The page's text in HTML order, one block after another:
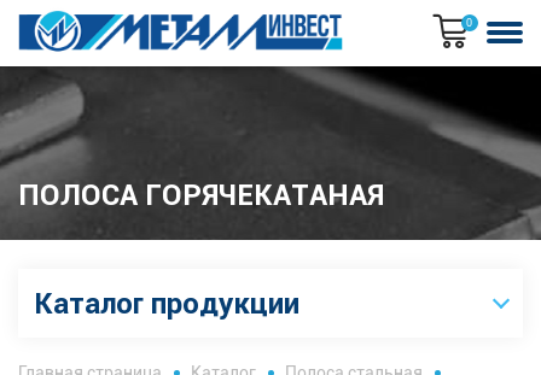
0
ПОЛОСА ГОРЯЧЕКАТАНАЯ
Каталог продукции